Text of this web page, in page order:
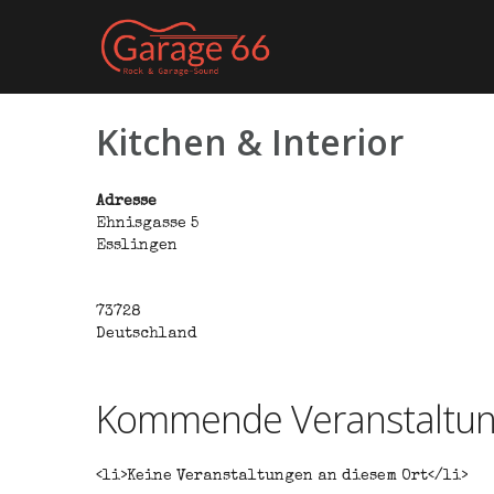
Kitchen & Interior
Adresse
Ehnisgasse 5
Esslingen
73728
Deutschland
Kommende
<li>Keine Veranstaltungen an diesem Ort</li>